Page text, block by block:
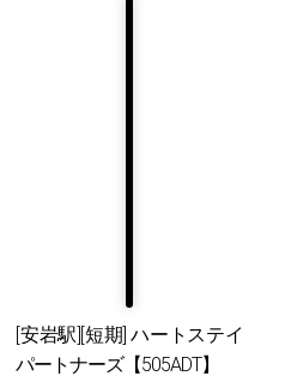
[安岩駅][短期] ハートステイ
パートナーズ【505ADT】